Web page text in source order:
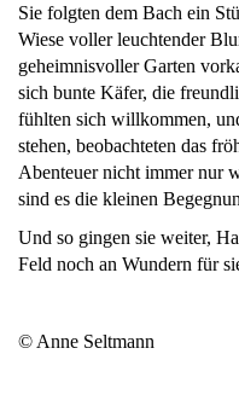
Sie folgten dem Bach ein
Wiese voller leuchtender
geheimnisvoller Garten
sich bunte Käfer, die
fühlten sich willkommen,
stehen, beobachteten das
Abenteuer nicht immer nur
sind es die kleinen
Und so gingen sie weiter,
Feld noch an Wundern für
© Anne Seltmann